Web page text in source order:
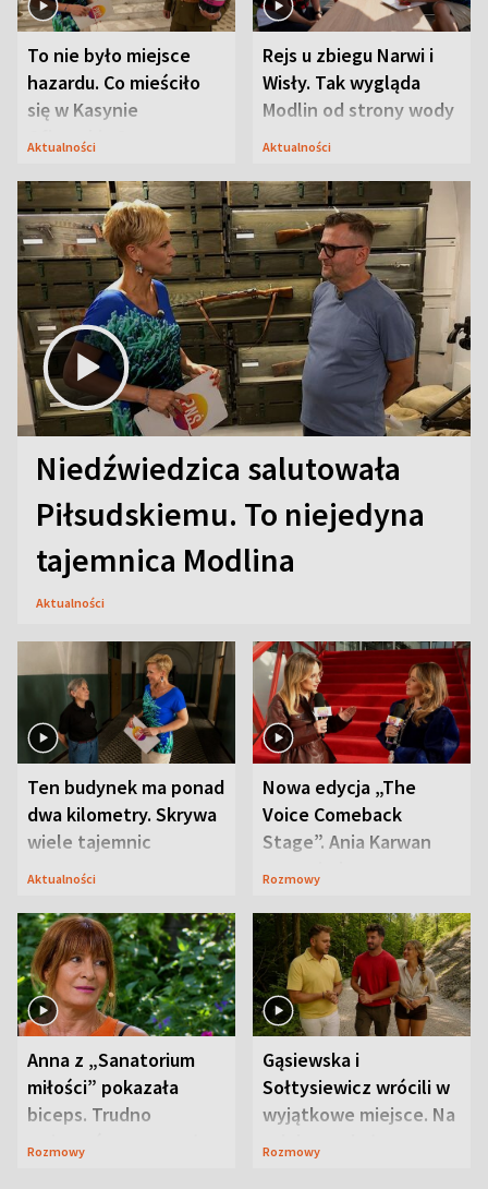
To nie było miejsce
hazardu. Co mieściło
się w Kasynie
Oficerskim?
Aktualności
Rejs u zbiegu Narwi i
Wisły. Tak wygląda
Modlin od strony wody
Aktualności
Niedźwiedzica salutowała
Piłsudskiemu. To niejedyna
tajemnica Modlina
Aktualności
Ten budynek ma ponad
dwa kilometry. Skrywa
wiele tajemnic
Aktualności
Nowa edycja „The
Voice Comeback
Stage”. Ania Karwan
zapowiada
Rozmowy
Anna z „Sanatorium
miłości” pokazała
biceps. Trudno
Rozmowy
Gąsiewska i
Sołtysiewicz wrócili w
wyjątkowe miejsce. Na
Rozmowy